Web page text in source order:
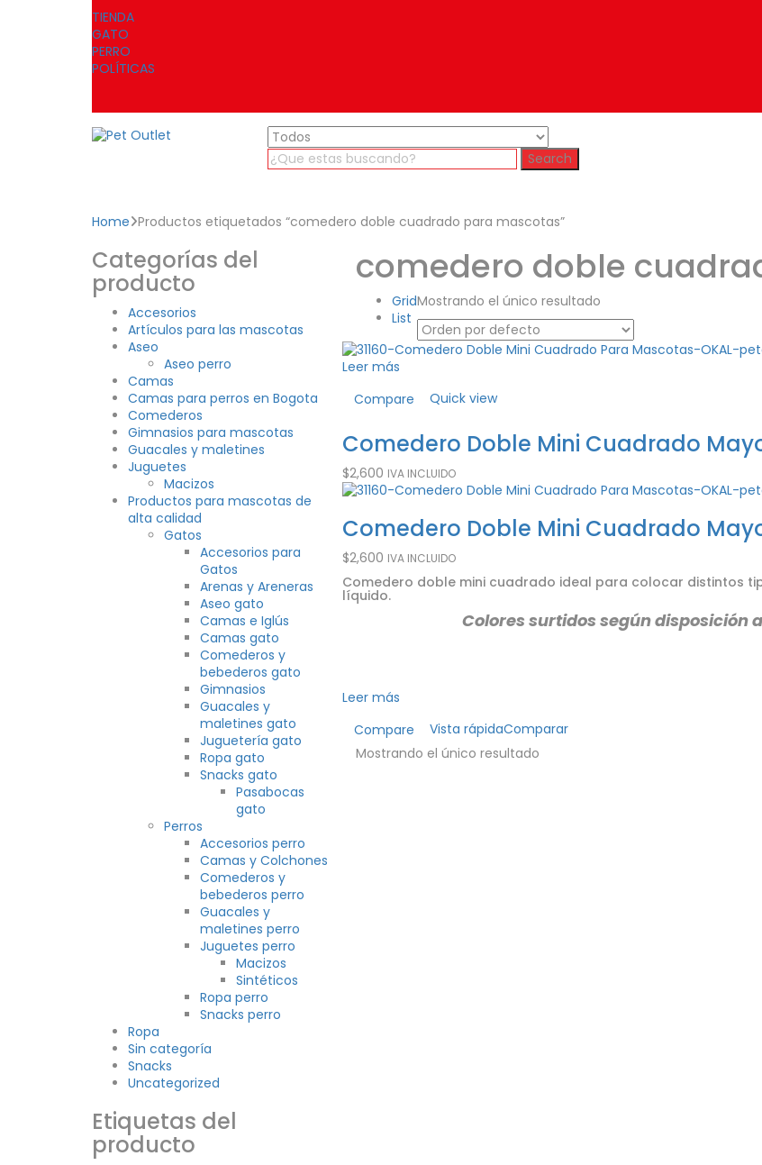
TIENDA
GATO
PERRO
POLÍTICAS
Search
Home Productos etiquetados “comedero doble cuadrado para mascotas”
Categorías del
producto
Accesorios
Artículos para las mascotas
Aseo
Aseo perro
Camas
Camas para perros en Bogota
Comederos
Gimnasios para mascotas
Guacales y maletines
Juguetes
Macizos
Productos para mascotas de
alta calidad
Gatos
Accesorios para
Gatos
Arenas y Areneras
Aseo gato
Camas e Iglús
Camas gato
Comederos y
bebederos gato
Gimnasios
Guacales y
maletines gato
Juguetería gato
Ropa gato
Snacks gato
Pasabocas
gato
Perros
Accesorios perro
Camas y Colchones
Comederos y
bebederos perro
Guacales y
maletines perro
Juguetes perro
Macizos
Sintéticos
Ropa perro
Snacks perro
Ropa
Sin categoría
Snacks
Uncategorized
Etiquetas del
producto
comedero doble
Grid
List
Mostrando el único resultado
Leer más
Compare
Quick view
Comedero Doble Mini Cuadrado
$2,600 IVA INCLUIDO
Comedero Doble Mini Cuadrado
$2,600 IVA INCLUIDO
Comedero doble mini cuadrado ideal para colocar distintos
líquido.
Colores surtidos según disposición
Leer más
Compare
Vista rápidaComparar
Mostrando el único resultado